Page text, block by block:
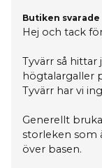
Butiken svarade
Hej och tack
Tyvärr så hittar
högtalargaller
Tyvärr har vi
Generellt
storleken som
över basen.